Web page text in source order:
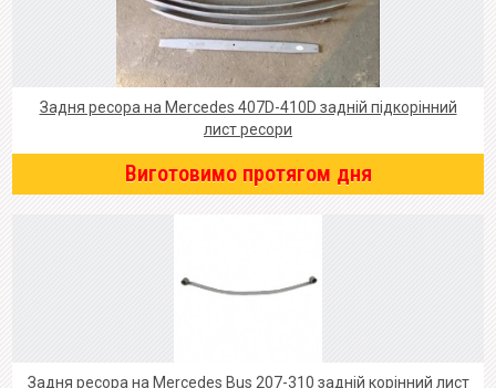
Задня ресора на Mercedes 407D-410D задній підкорінний
лист ресори
Виготовимо протягом дня
Задня ресора на Mercedes Bus 207-310 задній корінний лист